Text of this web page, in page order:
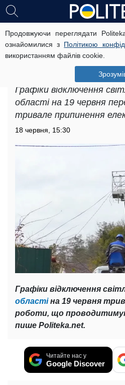
Продовжуючи переглядати
ознайомилися з Політикою
використанням файлів cookie.
Введено жорсткі
відключення
Миколаївській
Графіки відключення
області на 19 червня
тривале припинення
18 червня, 15:30
Графіки відключення
областіна 19 червня
роботи, що
пише Politeka.net.
Читайте нас у
Google Discover